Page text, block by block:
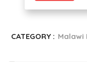
CATEGORY : Malawi